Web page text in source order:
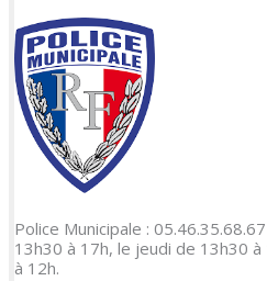
Police Municipale :
13h30 à 17h, le jeudi de 13h30
à 12h.